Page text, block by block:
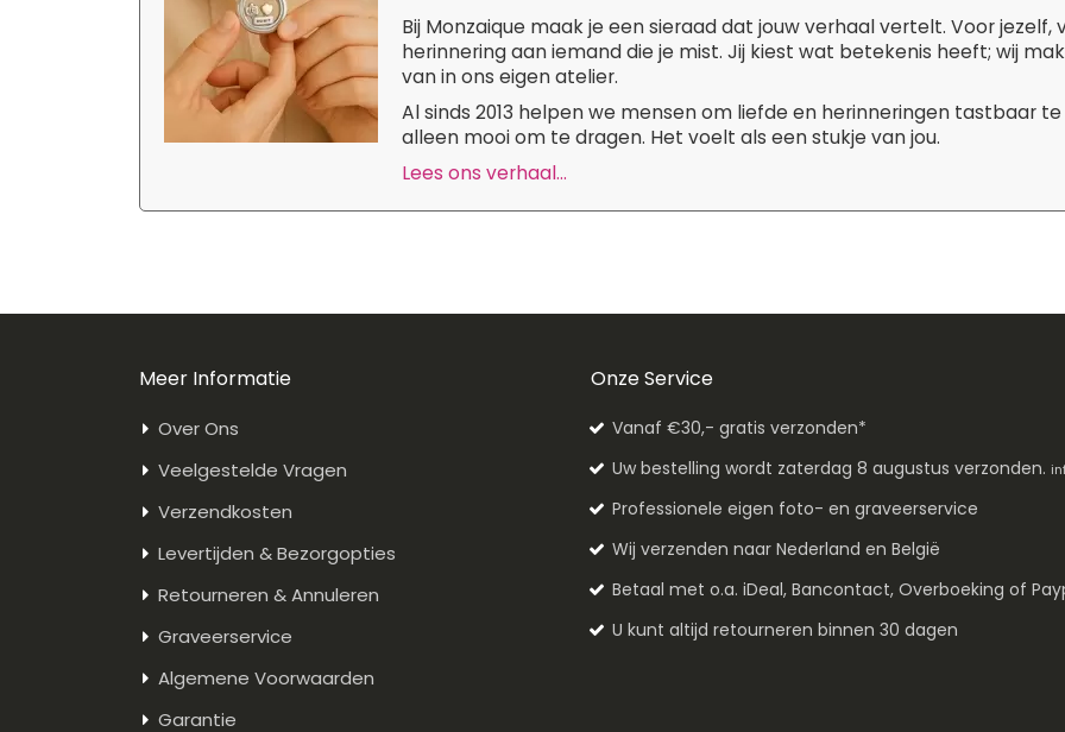
Bij Monzaique maak je een sieraad dat jouw verhaal vertelt. Voor
herinnering aan iemand die je mist. Jij kiest wat betekenis heeft; wij
van in ons eigen atelier.
Al sinds 2013 helpen we mensen om liefde en herinneringen tastbaar
alleen mooi om te dragen. Het voelt als een stukje van jou.
Lees ons verhaal...
Meer Informatie
Over Ons
Veelgestelde Vragen
Verzendkosten
Levertijden & Bezorgopties
Retourneren & Annuleren
Graveerservice
Algemene Voorwaarden
Garantie
Onze Service
Vanaf €30,- gratis verzonden*
Uw bestelling wordt zaterdag 8 augustus verzonden.
Professionele eigen foto- en graveerservice
Wij verzenden naar Nederland en België
Betaal met o.a. iDeal, Bancontact, Overboeking of
U kunt altijd retourneren binnen 30 dagen